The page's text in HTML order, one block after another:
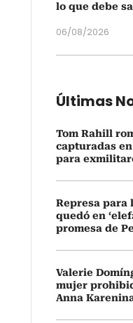
lo que debe
06/08/2026
Últimas
Tom Rahill
capturadas
para
Represa para
quedó en
promesa de
Valerie
mujer
Anna